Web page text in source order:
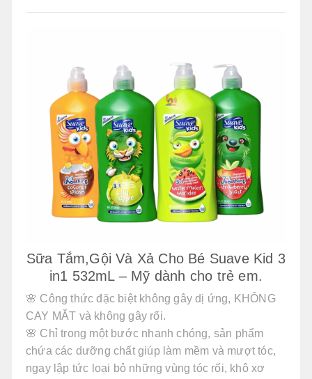
Sữa Tắm,Gội Và Xả Cho Bé Suave Kid 3
in1 532mL – Mỹ dành cho trẻ em.
🌸 Công thức đặc biệt không gây dị ứng, KHÔNG
CAY MẮT và không gây rối.
🌸 Chỉ trong một bước nhanh chóng, sản phẩm
chứa các dưỡng chất giúp làm mềm và mượt tóc,
ngay lập tức loại bỏ những vùng tóc rối, khô xơ